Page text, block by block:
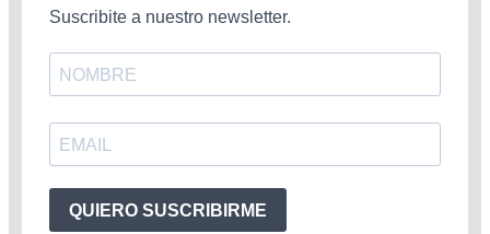
Suscribite a nuestro newsletter.
QUIERO SUSCRIBIRME